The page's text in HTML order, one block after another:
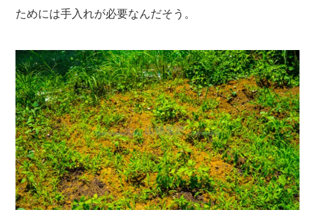
ためには手入れが必要なんだそう。